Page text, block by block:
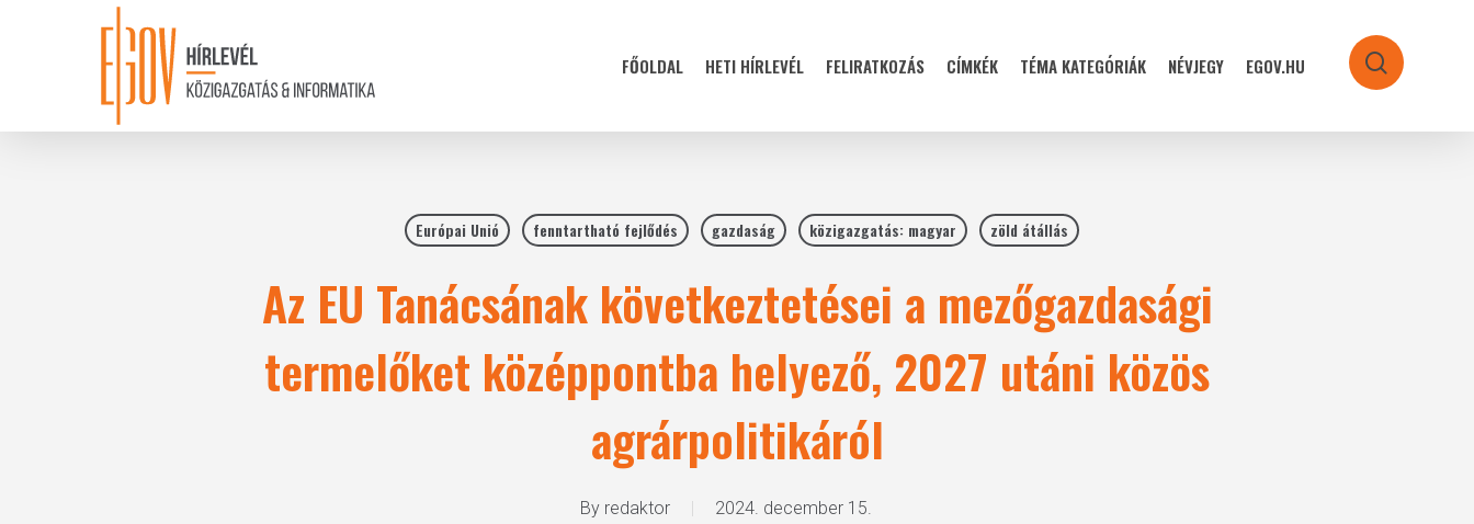
FŐOLDAL HETI HÍRLEVÉL FELIRATKOZÁS CÍMKÉK TÉMA KATEGÓRIÁK NÉVJEGY EGOV.HU search
Európai Unió fenntartható fejlődés gazdaság közigazgatás: magyar zöld átállás
Az EU Tanácsának következtetései a mezőgazdasági
termelőket középpontba helyező, 2027 utáni közös
agrárpolitikáról
By redaktor 2024. december 15.